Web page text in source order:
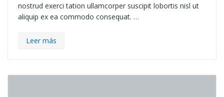
nostrud exerci tation ullamcorper suscipit lobortis nisl ut
aliquip ex ea commodo consequat. …
Leer más